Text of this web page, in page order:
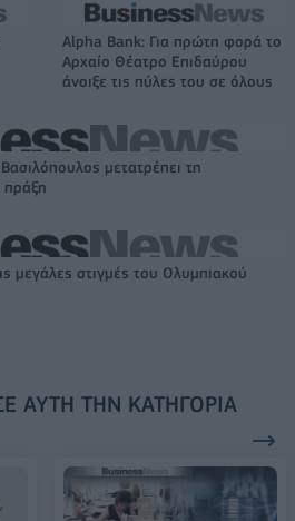
Alpha Bank: Για πρώτη φορά το
Αρχαίο Θέατρο Επιδαύρου
άνοιξε τις πύλες του σε όλους
μετατρέπει τη
πράξη
μεγάλες στιγμές του Ολυμπιακού
ΑΥΤΉ ΤΗΝ ΚΑΤΗΓΟΡΊΑ